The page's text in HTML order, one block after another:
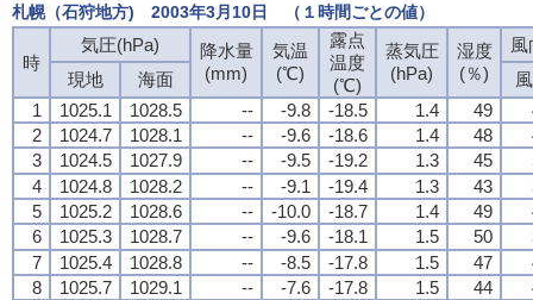
札幌（石狩地方) 2003年3月10日 （１時間ごとの値）
時
気圧(hPa)
降水量
(mm)
気温
(℃)
露点
温度
(℃)
蒸気圧
(hPa)
湿度
(％)
現地
海面
1
1025.1 1028.5 -- -9.8 -18.5 1.4 49
2
1024.7 1028.1 -- -9.6 -18.6 1.4 48
3
1024.5 1027.9 -- -9.5 -19.2 1.3 45
4
1024.8 1028.2 -- -9.1 -19.4 1.3 43
5
1025.2 1028.6 -- -10.0 -18.7 1.4 49
6
1025.3 1028.7 -- -9.6 -18.1 1.5 50
7
1025.4 1028.8 -- -8.5 -17.8 1.5 47
8
1025.7 1029.1 -- -7.6 -17.8 1.5 44